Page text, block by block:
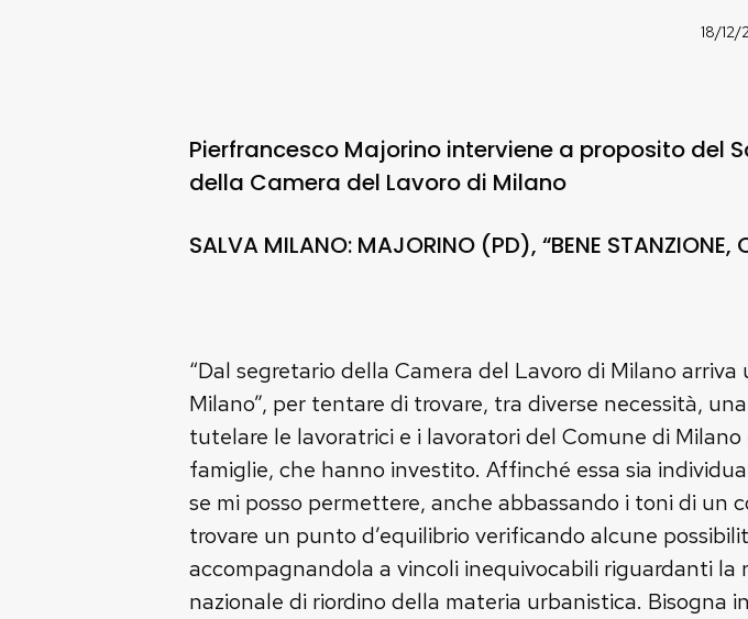
18/12/
Pierfrancesco Majorino interviene a proposito del
della Camera del Lavoro di Milano
SALVA MILANO: MAJORINO (PD), “BENE STANZIONE,
“Dal segretario della Camera del Lavoro di Milano
Milano”, per tentare di trovare, tra diverse necessità,
tutelare le lavoratrici e i lavoratori del Comune di
famiglie, che hanno investito. Affinché essa sia
se mi posso permettere, anche abbassando i toni di un
trovare un punto d’equilibrio verificando alcune
accompagnandola a vincoli inequivocabili riguardanti la
nazionale di riordino della materia urbanistica. Bisogna